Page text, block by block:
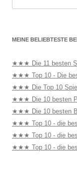
MEINE BELIEBTESTE
★★★ Die 11 besten
★★★ Top 10 - Die
★★★ Die Top 10
★★★ Die 10 besten
★★★ Die 10 besten
★★★ Top 10 - die
★★★ Top 10 - die
★★★ Top 10 - die